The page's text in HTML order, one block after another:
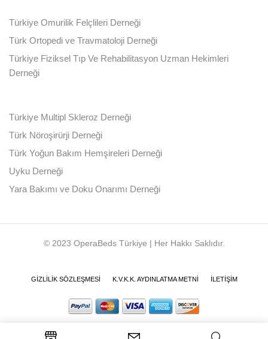
Türkiye Omurilik Felçlileri Derneği
Türk Ortopedi ve Travmatoloji Derneği
Türkiye Fiziksel Tıp Ve Rehabilitasyon Uzman Hekimleri
Derneği
Türkiye Multipl Skleroz Derneği
Türk Nöroşirürji Derneği
Türk Yoğun Bakım Hemşireleri Derneği
Uyku Derneği
Yara Bakımı ve Doku Onarımı Derneği
© 2023 OperaBeds Türkiye | Her Hakkı Saklıdır.
GIZLILIK SÖZLEŞMESI K.V.K.K. AYDINLATMA METNI İLETIŞIM